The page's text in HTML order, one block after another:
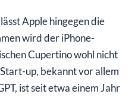
Apple hingegen die
wird der iPhone-
Cupertino wohl nicht
up, bekannt vor allem
ist seit etwa einem Jahr